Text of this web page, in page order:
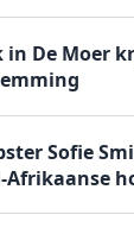
in De Moer
Sofie
Afrikaanse